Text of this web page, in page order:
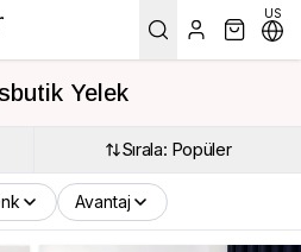
US
Yelek
Sırala: Popüler
Avantaj